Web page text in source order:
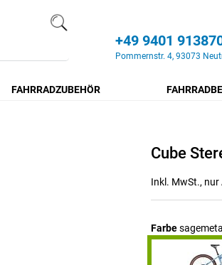
+49 9401
Pommernstr. 4, 93073
FAHRRADZUBEHÖR
Cube
Inkl. MwSt.,
Farbe